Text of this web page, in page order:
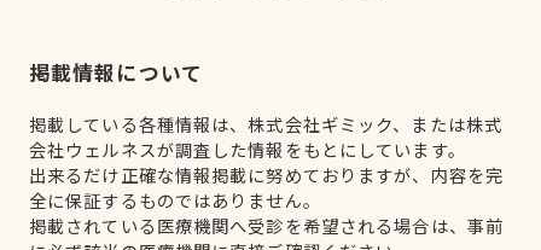
掲載情報について
掲載している各種情報は、株式会社ギミック、または株式
会社ウェルネスが調査した情報をもとにしています。
出来るだけ正確な情報掲載に努めておりますが、内容を完
全に保証するものではありません。
掲載されている医療機関へ受診を希望される場合は、事前